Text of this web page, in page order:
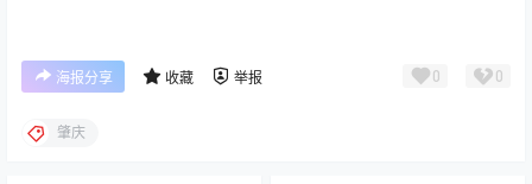
海报分享 收藏 举报 0 0
肇庆